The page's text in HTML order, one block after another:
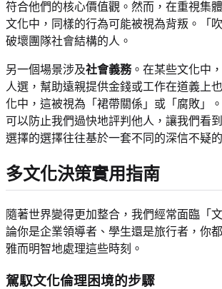
符合他們的核心價值觀。然而，在重視集
文化中，同樣的行為可能被視為背叛。「
破壞團隊社會結構的人。
另一個場景涉及社會義務。在某些文化中
人選，幫助遠親提供金錢或工作在道義上
化中，這被視為「裙帶關係」或「腐敗」
可以防止我們過快地評判他人，讓我們看
選擇的選擇往往基於一套不同的深信不疑的
多文化決策實用指南
隨著世界變得更加整合，我們經常面臨「
論你是企業領導者、學生還是旅行者，你
雅而明智地處理這些時刻。
駕馭文化倫理困境的步驟